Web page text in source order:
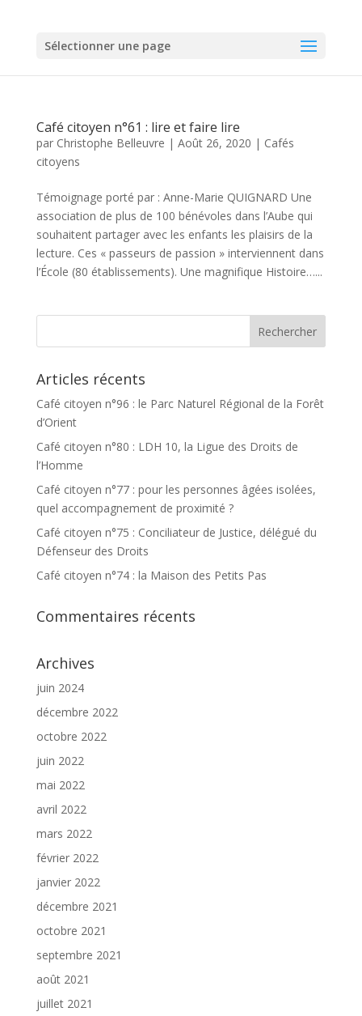
Sélectionner une page
Café citoyen n°61 : lire et faire lire
par Christophe Belleuvre | Août 26, 2020 | Cafés
citoyens
Témoignage porté par : Anne-Marie QUIGNARD Une
association de plus de 100 bénévoles dans l’Aube qui
souhaitent partager avec les enfants les plaisirs de la
lecture. Ces « passeurs de passion » interviennent dans
l’École (80 établissements). Une magnifique Histoire…...
Articles récents
Café citoyen n°96 : le Parc Naturel Régional de la Forêt
d’Orient
Café citoyen n°80 : LDH 10, la Ligue des Droits de
l’Homme
Café citoyen n°77 : pour les personnes âgées isolées,
quel accompagnement de proximité ?
Café citoyen n°75 : Conciliateur de Justice, délégué du
Défenseur des Droits
Café citoyen n°74 : la Maison des Petits Pas
Commentaires récents
Archives
juin 2024
décembre 2022
octobre 2022
juin 2022
mai 2022
avril 2022
mars 2022
février 2022
janvier 2022
décembre 2021
octobre 2021
septembre 2021
août 2021
juillet 2021